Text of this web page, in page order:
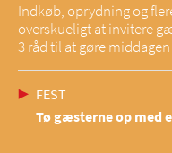
Indkøb, oprydning og
overskueligt at invitere
3 råd til at gøre
FEST
Tø gæsterne op med